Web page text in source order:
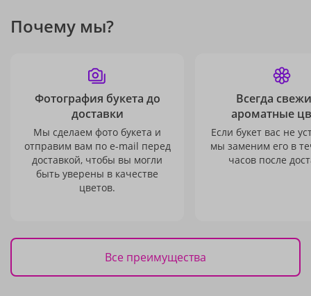
Почему мы?
Фотография букета до
доставки
Мы сделаем фото букета и
отправим вам по e-mail перед
доставкой, чтобы вы могли
быть уверены в качестве
цветов.
Всегда
ароматные
Если букет вас не
мы заменим его в
часов после
Все преимущества